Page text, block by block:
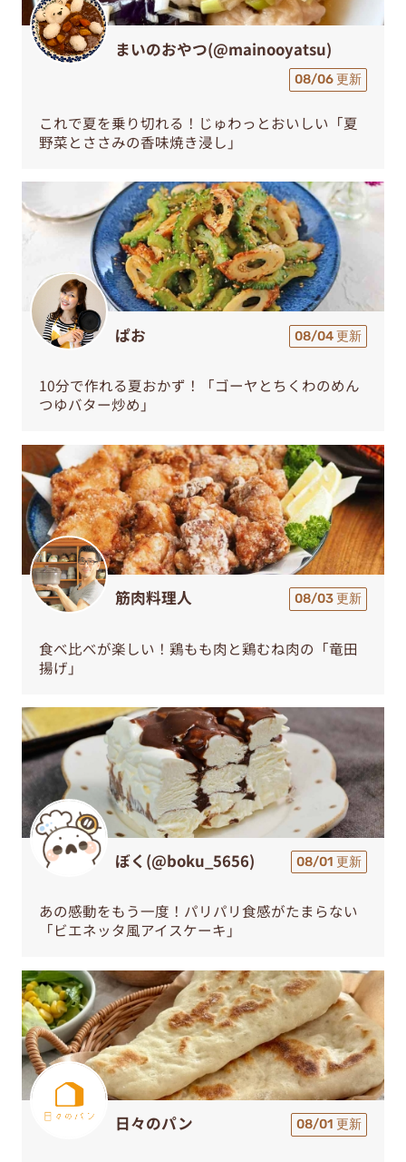
まいのおやつ(@mainooyatsu)
08/06 更新
これで夏を乗り切れる！じゅわっとおいしい「夏
野菜とささみの香味焼き浸し」
ぱお 08/04 更新
10分で作れる夏おかず！「ゴーヤとちくわのめん
つゆバター炒め」
筋肉料理人 08/03 更新
食べ比べが楽しい！鶏もも肉と鶏むね肉の「竜田
揚げ」
ぼく(@boku_5656) 08/01 更新
あの感動をもう一度！パリパリ食感がたまらない
「ビエネッタ風アイスケーキ」
日々のパン 08/01 更新